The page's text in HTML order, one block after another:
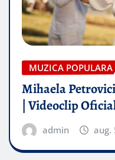
MUZICA POPULARA
Mihaela
| Videoclip
admin aug.